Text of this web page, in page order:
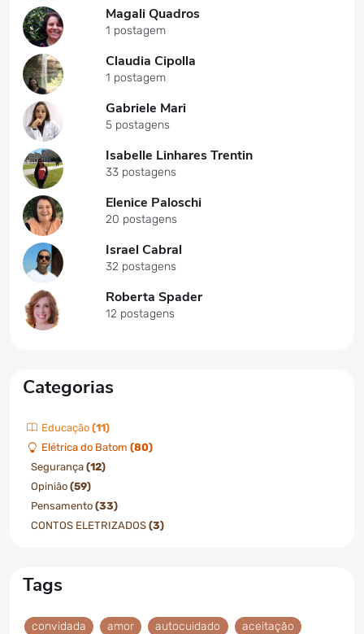
Magali Quadros
1 postagem
Claudia Cipolla
1 postagem
Gabriele Mari
5 postagens
Isabelle Linhares Trentin
33 postagens
Elenice Paloschi
20 postagens
Israel Cabral
32 postagens
Roberta Spader
12 postagens
Categorias
Educação (11)
Elétrica do Batom (80)
Segurança (12)
Opinião (59)
Pensamento (33)
CONTOS ELETRIZADOS (3)
Tags
convidada amor autocuidado
aceitação